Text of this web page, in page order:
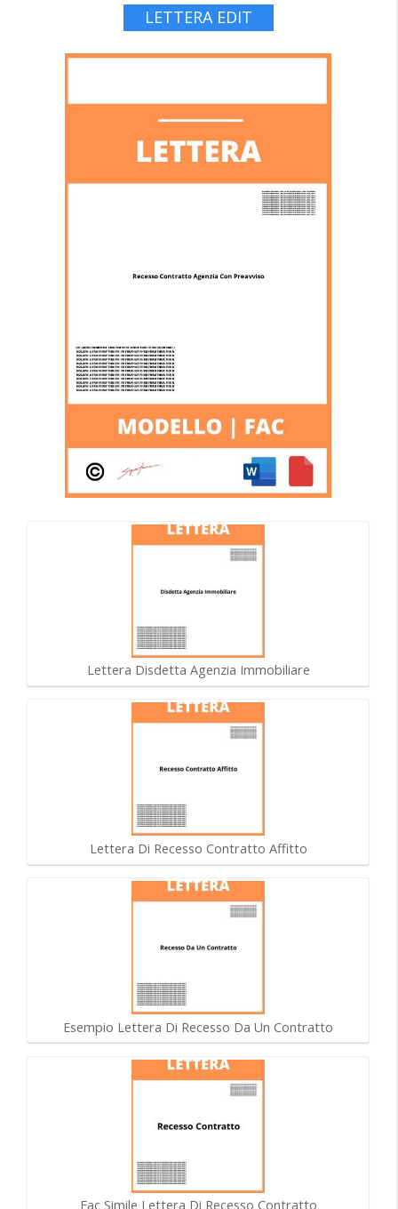
LETTERA EDIT
Lettera Disdetta Agenzia Immobiliare
Lettera Di Recesso Contratto Affitto
Esempio Lettera Di Recesso Da Un Contratto
Fac Simile Lettera Di Recesso Contratto